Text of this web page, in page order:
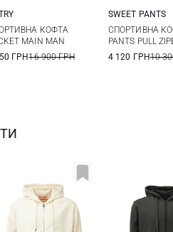
КОФТА
MAIN MAN
ГРН16 900 ГРН
XL
SWEET PANTS
СПОРТИВНА
PANTS PULL
4 120 ГРН10